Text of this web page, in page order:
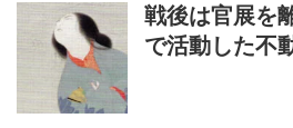
戦後は官展を
で活動した不